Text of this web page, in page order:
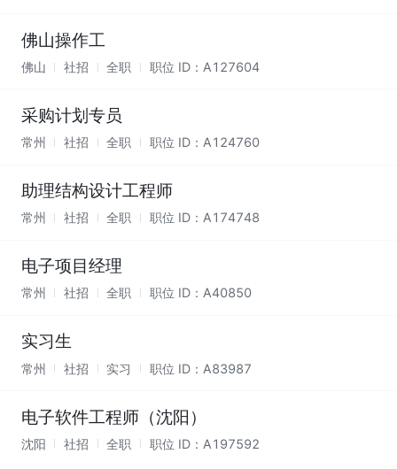
佛山操作工
佛山 社招 全职 职位 ID： A127604
采购计划专员
常州 社招 全职 职位 ID： A124760
助理结构设计工程师
常州 社招 全职 职位 ID： A174748
电子项目经理
常州 社招 全职 职位 ID： A40850
实习生
常州 社招 实习 职位 ID： A83987
电子软件工程师（沈阳）
沈阳 社招 全职 职位 ID： A197592